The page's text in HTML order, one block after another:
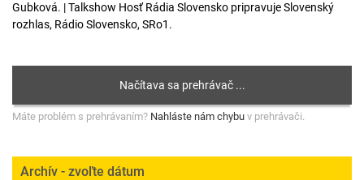
Gubková. | Talkshow Hosť Rádia Slovensko pripravuje Slovenský
rozhlas, Rádio Slovensko, SRo1.
Máte problém s prehrávaním? Nahláste nám chybu v prehrávači.
Archív - zvoľte dátum